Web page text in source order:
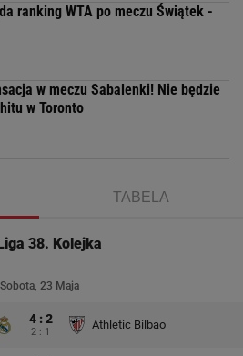
ranking WTA po meczu Świątek -
w meczu Sabalenki! Nie będzie
w Toronto
TABELA
38. Kolejka
Sobota, 23 Maja
4 : 2
2 : 1
Athletic Bilbao